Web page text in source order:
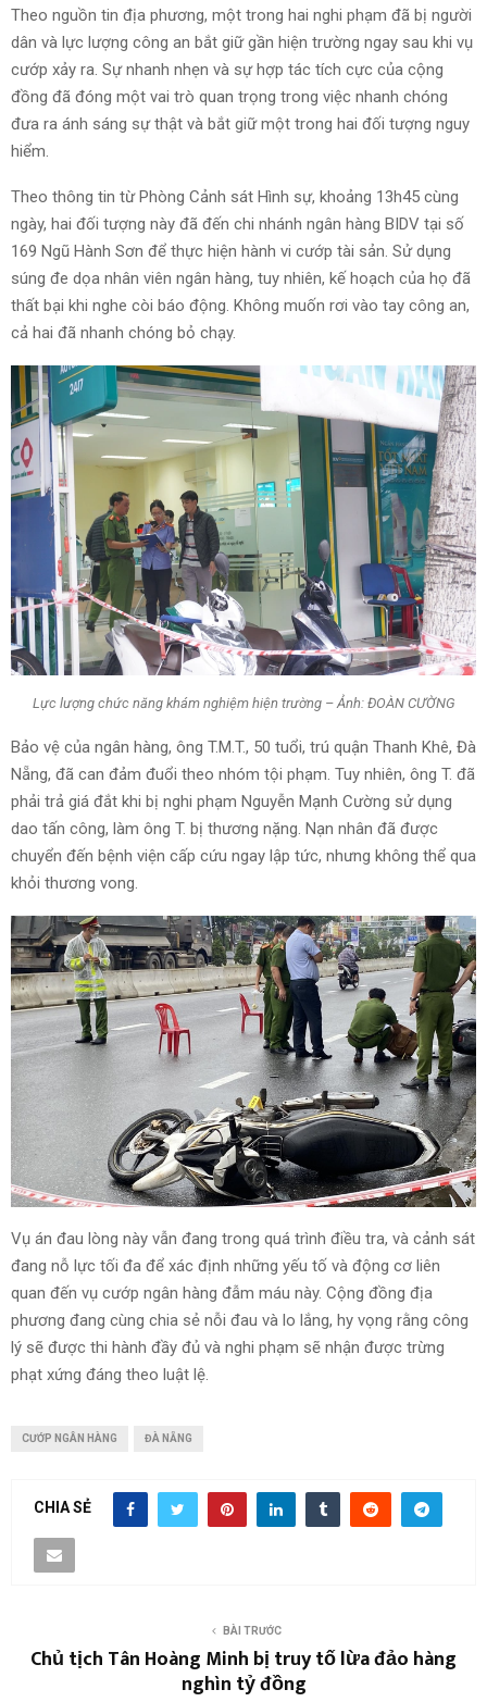
Theo nguồn tin địa phương, một trong hai nghi phạm đã bị người
dân và lực lượng công an bắt giữ gần hiện trường ngay sau khi vụ
cướp xảy ra. Sự nhanh nhẹn và sự hợp tác tích cực của cộng
đồng đã đóng một vai trò quan trọng trong việc nhanh chóng
đưa ra ánh sáng sự thật và bắt giữ một trong hai đối tượng nguy
hiểm.
Theo thông tin từ Phòng Cảnh sát Hình sự, khoảng 13h45 cùng
ngày, hai đối tượng này đã đến chi nhánh ngân hàng BIDV tại số
169 Ngũ Hành Sơn để thực hiện hành vi cướp tài sản. Sử dụng
súng đe dọa nhân viên ngân hàng, tuy nhiên, kế hoạch của họ đã
thất bại khi nghe còi báo động. Không muốn rơi vào tay công an,
cả hai đã nhanh chóng bỏ chạy.
Lực lượng chức năng khám nghiệm hiện trường – Ảnh: ĐOÀN CƯỜNG
Bảo vệ của ngân hàng, ông T.M.T., 50 tuổi, trú quận Thanh Khê, Đà
Nẵng, đã can đảm đuổi theo nhóm tội phạm. Tuy nhiên, ông T. đã
phải trả giá đắt khi bị nghi phạm Nguyễn Mạnh Cường sử dụng
dao tấn công, làm ông T. bị thương nặng. Nạn nhân đã được
chuyển đến bệnh viện cấp cứu ngay lập tức, nhưng không thể qua
khỏi thương vong.
Vụ án đau lòng này vẫn đang trong quá trình điều tra, và cảnh sát
đang nỗ lực tối đa để xác định những yếu tố và động cơ liên
quan đến vụ cướp ngân hàng đẫm máu này. Cộng đồng địa
phương đang cùng chia sẻ nỗi đau và lo lắng, hy vọng rằng công
lý sẽ được thi hành đầy đủ và nghi phạm sẽ nhận được trừng
phạt xứng đáng theo luật lệ.
CƯỚP NGÂN HÀNG ĐÀ NẴNG
CHIA SẺ
BÀI TRƯỚC
Chủ tịch Tân Hoàng Minh bị truy tố lừa đảo hàng
nghìn tỷ đồng